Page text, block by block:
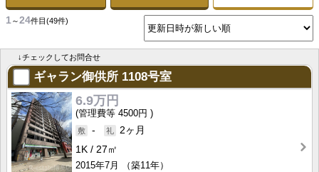
1～24件目 (49件)
↓チェックしてお問合せ
ギャラン御供所 1108号室
6.9万円
4500円
-
2ヶ月
1K
27㎡
2015年7月
（築11年）